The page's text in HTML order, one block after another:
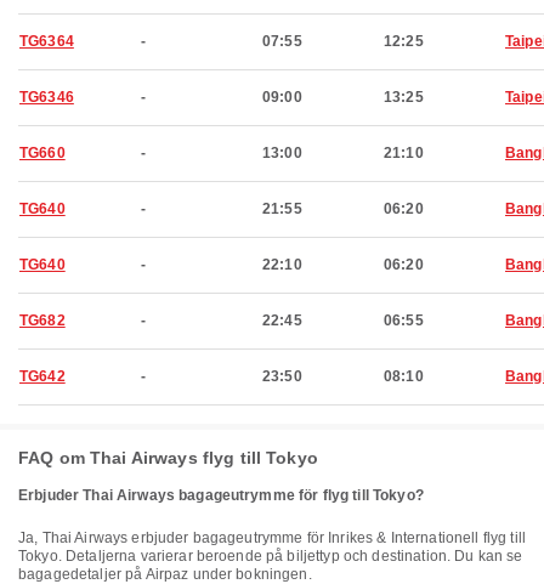
TG6364 - 07:55 12:25
TG6346 - 09:00 13:25
TG660 - 13:00 21:10
TG640 - 21:55 06:20
TG640 - 22:10 06:20
TG682 - 22:45 06:55
TG642 - 23:50 08:10
FAQ om Thai Airways flyg till Tokyo
Erbjuder Thai Airways bagageutrymme för flyg till Tokyo?
Ja, Thai Airways erbjuder bagageutrymme för Inrikes & Internationell flyg till
Tokyo. Detaljerna varierar beroende på biljettyp och destination. Du kan se
bagagedetaljer på Airpaz under bokningen.